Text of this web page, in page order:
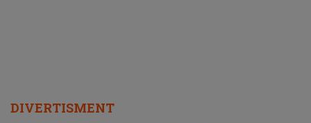
DIVERTISMENT